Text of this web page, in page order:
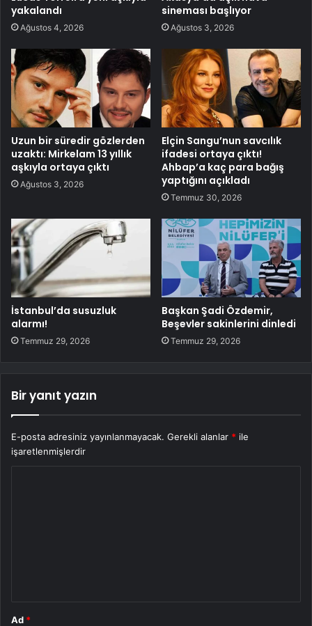
yakalandı
Ağustos 4, 2026
sineması başlıyor
Ağustos 3, 2026
Uzun bir süredir gözlerden
uzaktı: Mirkelam 13 yıllık
aşkıyla ortaya çıktı
Ağustos 3, 2026
Elçin Sangu’nun savcılık
ifadesi ortaya çıktı!
Ahbap’a kaç para bağış
yaptığını açıkladı
Temmuz 30, 2026
İstanbul’da susuzluk
alarmı!
Temmuz 29, 2026
Başkan Şadi Özdemir,
Beşevler sakinlerini dinledi
Temmuz 29, 2026
Bir yanıt yazın
E-posta adresiniz yayınlanmayacak. Gerekli alanlar * ile
işaretlenmişlerdir
Ad *